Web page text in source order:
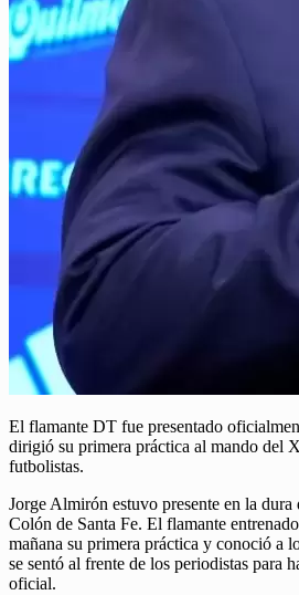
El flamante DT fue presentado
dirigió su primera práctica al mando del
futbolistas.
Jorge Almirón estuvo presente en la
Colón de Santa Fe. El flamante
mañana su primera práctica y conoció a
se sentó al frente de los periodistas para
oficial.